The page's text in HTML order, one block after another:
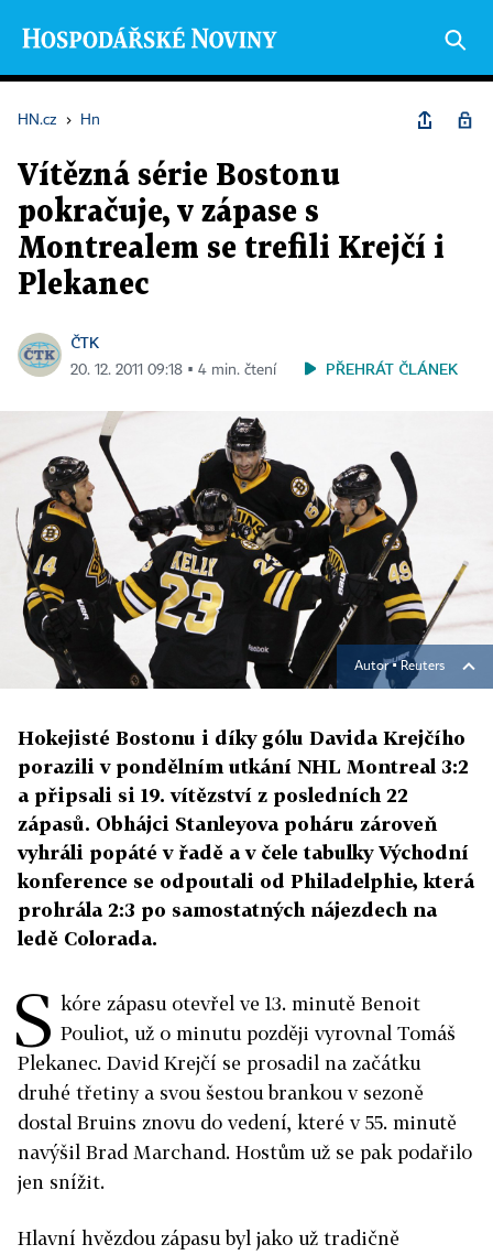
HN.cz › Hn
Vítězná série Bostonu
pokračuje, v zápase s
Montrealem se trefili Krejčí i
Plekanec
ČTK
20. 12. 2011 09:18 ▪ 4 min. čtení PŘEHRÁT ČLÁNEK
Autor ▪ Reuters
Hokejisté Bostonu i díky gólu Davida Krejčího
porazili v pondělním utkání NHL Montreal 3:2
a připsali si 19. vítězství z posledních 22
zápasů. Obhájci Stanleyova poháru zároveň
vyhráli popáté v řadě a v čele tabulky Východní
konference se odpoutali od Philadelphie, která
prohrála 2:3 po samostatných nájezdech na
ledě Colorada.
S kóre zápasu otevřel ve 13. minutě Benoit
Pouliot, už o minutu později vyrovnal Tomáš
Plekanec. David Krejčí se prosadil na začátku
druhé třetiny a svou šestou brankou v sezoně
dostal Bruins znovu do vedení, které v 55. minutě
navýšil Brad Marchand. Hostům už se pak podařilo
jen snížit.
Hlavní hvězdou zápasu byl jako už tradičně